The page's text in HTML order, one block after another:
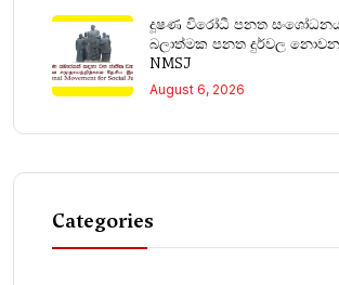
දූෂණ විරෝධී පනත
බලාත්මක පනත දුර්වල
NMSJ
August 6, 2026
Categories